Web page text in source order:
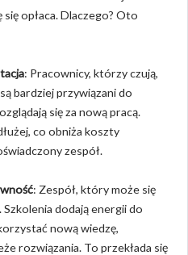
opłaca. Dlaczego? Oto
: Pracownicy, którzy czują,
bardziej przywiązani do
się za nową pracą.
co obniża koszty
zespół.
: Zespół, który może się
dodają energii do
nową wiedzę,
rozwiązania. To przekłada się